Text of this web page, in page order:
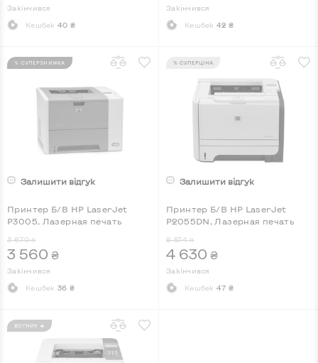
Закінчився
Кешбек 40 ₴
Закінчився
Кешбек 42 ₴
% СУПЕРЗНИЖКА
Залишити відгук
Принтер Б/В HP LaserJet
P3005, Лазерная печать
3 670 ₴
3 560 ₴
Закінчився
Кешбек 36 ₴
% СУПЕРЦІНА
Залишити відгук
Принтер Б/В HP LaserJet
P2055DN, Лазерная печать
8 574 ₴
4 630 ₴
Закінчився
Кешбек 47 ₴
ВОГНИК 🔥